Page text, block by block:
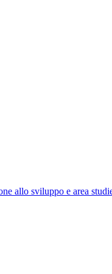
allo sviluppo e area